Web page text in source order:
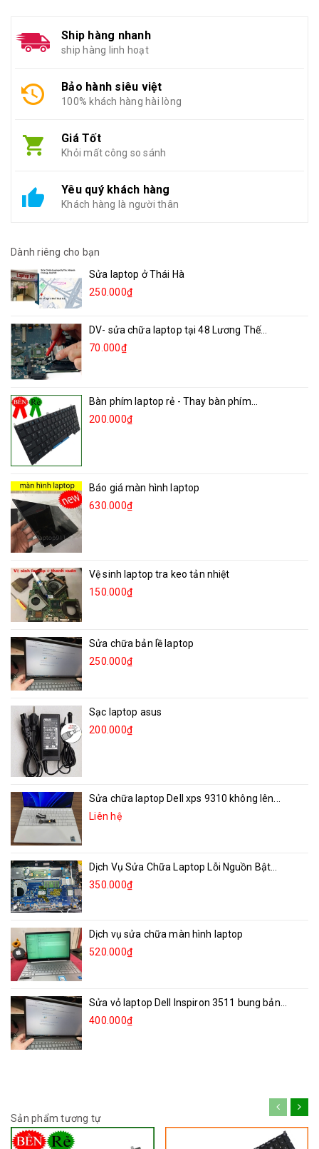
Ship hàng nhanh
ship hàng linh hoạt
Bảo hành siêu việt
100% khách hàng hài lòng
Giá Tốt
Khỏi mất công so sánh
Yêu quý khách hàng
Khách hàng là người thân
Dành riêng cho bạn
Sửa laptop ở Thái Hà
250.000₫
DV- sửa chữa laptop tại 48 Lương Thế...
70.000₫
Bàn phím laptop rẻ - Thay bàn phím...
200.000₫
Báo giá màn hình laptop
630.000₫
Vệ sinh laptop tra keo tản nhiệt
150.000₫
Sửa chữa bản lề laptop
250.000₫
Sạc laptop asus
200.000₫
Sửa chữa laptop Dell xps 9310 không lên...
Liên hệ
Dịch Vụ Sửa Chữa Laptop Lỗi Nguồn Bật...
350.000₫
Dịch vụ sửa chữa màn hình laptop
520.000₫
Sửa vỏ laptop Dell Inspiron 3511 bung bản...
400.000₫
Sản phẩm tương tự